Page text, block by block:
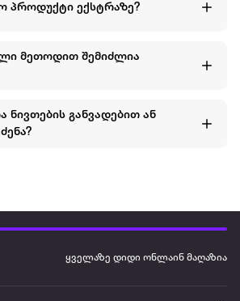
პროდუქტი ექსტრაზე?
მეთოდით შემიძლია
ნივთების განვადებით ან
ყველაზე დიდი ონლაინ მაღაზია